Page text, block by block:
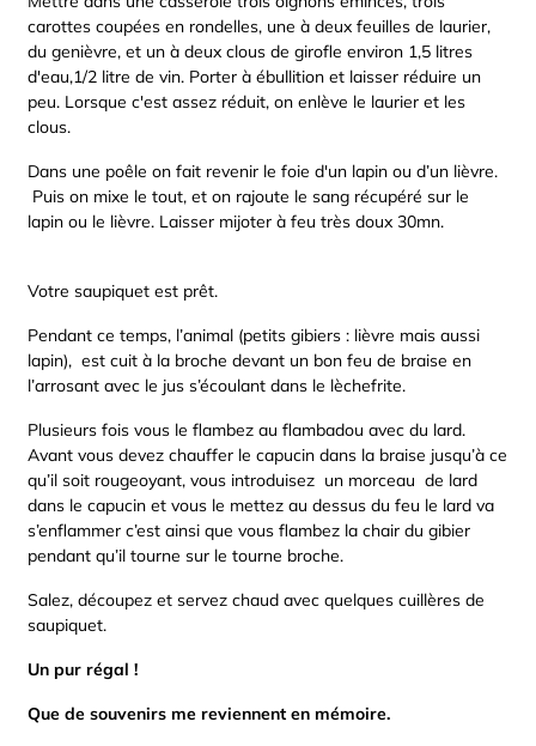
carottes coupées en rondelles, une à deux feuilles de laurier,
du genièvre, et un à deux clous de girofle environ 1,5 litres
d'eau,1/2 litre de vin. Porter à ébullition et laisser réduire un
peu. Lorsque c'est assez réduit, on enlève le laurier et les
clous.
Dans une poêle on fait revenir le foie d'un lapin ou d’un lièvre.
Puis on mixe le tout, et on rajoute le sang récupéré sur le
lapin ou le lièvre. Laisser mijoter à feu très doux 30mn.
Votre saupiquet est prêt.
Pendant ce temps, l’animal (petits gibiers : lièvre mais aussi
lapin), est cuit à la broche devant un bon feu de braise en
l’arrosant avec le jus s’écoulant dans le lèchefrite.
Plusieurs fois vous le flambez au flambadou avec du lard.
Avant vous devez chauffer le capucin dans la braise jusqu’à ce
qu’il soit rougeoyant, vous introduisez un morceau de lard
dans le capucin et vous le mettez au dessus du feu le lard va
s’enflammer c’est ainsi que vous flambez la chair du gibier
pendant qu’il tourne sur le tourne broche.
Salez, découpez et servez chaud avec quelques cuillères de
saupiquet.
Un pur régal !
Que de souvenirs me reviennent en mémoire.